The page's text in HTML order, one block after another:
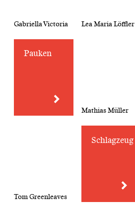
Gabriella Victoria Lea Maria Löffler
Pauken
Mathias Müller
Tom Greenleaves
Schlagzeug